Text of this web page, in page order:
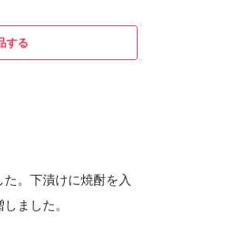
する
。下漬けに焼酎を入
ました。